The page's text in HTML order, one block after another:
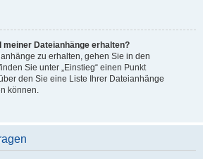
meiner Dateianhänge erhalten?
zu erhalten, gehen Sie in den
Sie unter „Einstieg“ einen Punkt
den Sie eine Liste Ihrer Dateianhänge
können.